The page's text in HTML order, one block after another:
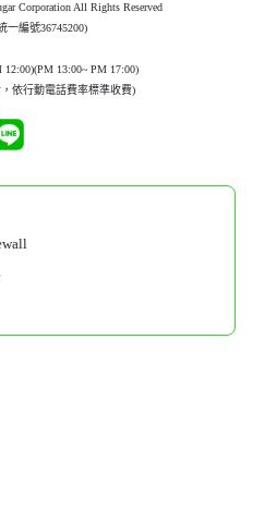
Corporation All Rights Reserved
一編號36745200)
12:00)(PM 13:00~ PM 17:00)
依行動電話費率標準收費)